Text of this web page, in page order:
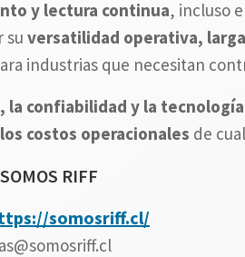
y lectura continua, incluso
su versatilidad operativa,
industrias que necesitan
la confiabilidad y la
costos operacionales de
SOMOS RIFF
somosriff.cl/